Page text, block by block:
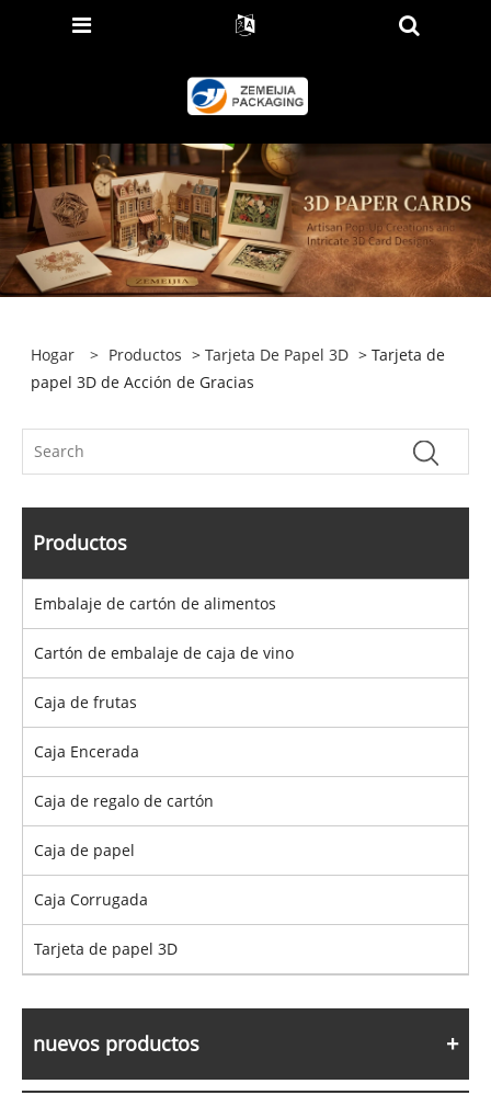
Hogar > Productos >Tarjeta De Papel 3D > Tarjeta de
papel 3D de Acción de Gracias
Productos
Embalaje de cartón de alimentos
Cartón de embalaje de caja de vino
Caja de frutas
Caja Encerada
Caja de regalo de cartón
Caja de papel
Caja Corrugada
Tarjeta de papel 3D
nuevos productos